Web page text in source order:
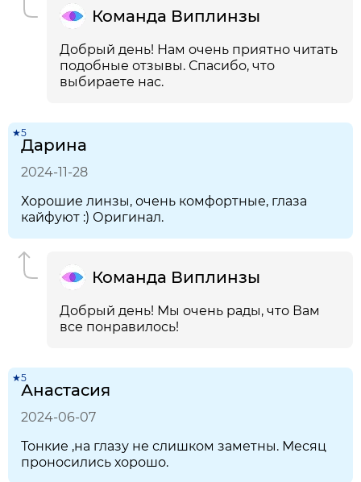
Команда Виплинзы
Добрый день! Нам очень приятно читать
подобные отзывы. Спасибо, что
выбираете нас.
★5
Дарина
2024-11-28
Хорошие линзы, очень комфортные, глаза
кайфуют :) Оригинал.
Команда Виплинзы
Добрый день! Мы очень рады, что Вам
все понравилось!
★5
Анастасия
2024-06-07
Тонкие ,на глазу не слишком заметны. Месяц
проносились хорошо.